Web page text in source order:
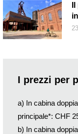
I prezzi per
a) In cabina
principale*: CHF
b) In cabina